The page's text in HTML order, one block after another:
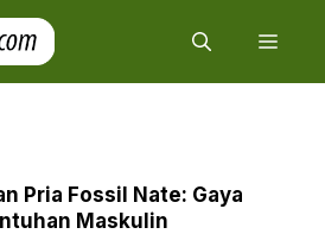
Pria Fossil Nate: Gaya
Maskulin